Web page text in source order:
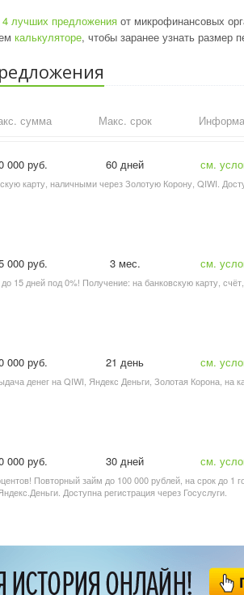
4 лучших предложения от микрофинансовых
калькуляторе, чтобы заранее узнать размер
сумма Макс. срок
000 руб. 60 дней см.
карту, наличными через Золотую Корону, QIWI.
000 руб. 3 мес. см.
15 дней под 0%! Получение: на банковскую карту,
000 руб. 21 день см.
денег на QIWI, Яндекс Деньги, Золотая Корона, на
000 руб. 30 дней см.
Повторный займ до 100 000 рублей, на срок до 1
Доступна регистрация через Госуслуги.